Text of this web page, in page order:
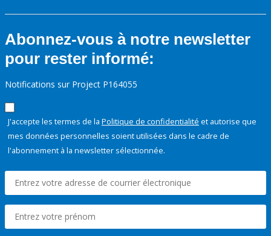
Abonnez-vous à notre newsletter
pour rester informé:
Notifications sur Project P164055
J'accepte les termes de la Politique de confidentialité et autorise que
mes données personnelles soient utilisées dans le cadre de
l'abonnement à la newsletter sélectionnée.